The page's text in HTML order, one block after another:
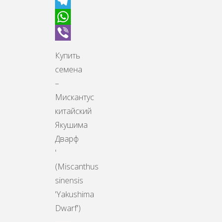
Telegram
WhatsApp
Купить
семена
–
Мискантус
китайский
Якушима
Дварф
'
(Miscanthus
sinensis
'Yakushima
Dwarf')